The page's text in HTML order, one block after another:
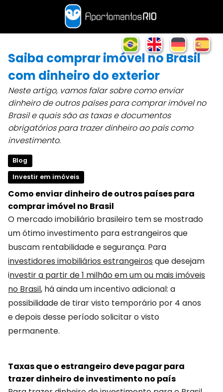
Saiba comprar imóvel no Brasil
com dinheiro do exterior
Neste artigo, vamos falar sobre como enviar
dinheiro de outros países para comprar imóvel no
Brasil e quais são as taxas e documentos
obrigatórios para trazer dinheiro ao país como
investimento.
Blog
Investir em imóveis
Como enviar dinheiro de outros países para
comprar imóvel no Brasil
O mercado imobiliário brasileiro tem se mostrado
um ótimo investimento para estrangeiros que
buscam rentabilidade e segurança. Para
investidores imobiliários estrangeiros que desejam
investir a partir de 1 milhão em um ou mais imóveis
no Brasil, há ainda um incentivo adicional: a
possibilidade de tirar visto temporário por 4 anos
e depois desse período solicitar o visto
permanente.
Taxas que o estrangeiro deve pagar para
trazer dinheiro de investimento no país